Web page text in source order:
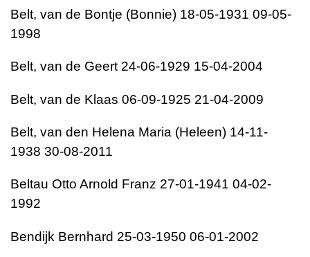
Belt, van de Bontje (Bonnie) 18-05-1931 09-05-
1998
Belt, van de Geert 24-06-1929 15-04-2004
Belt, van de Klaas 06-09-1925 21-04-2009
Belt, van den Helena Maria (Heleen) 14-11-
1938 30-08-2011
Beltau Otto Arnold Franz 27-01-1941 04-02-
1992
Bendijk Bernhard 25-03-1950 06-01-2002